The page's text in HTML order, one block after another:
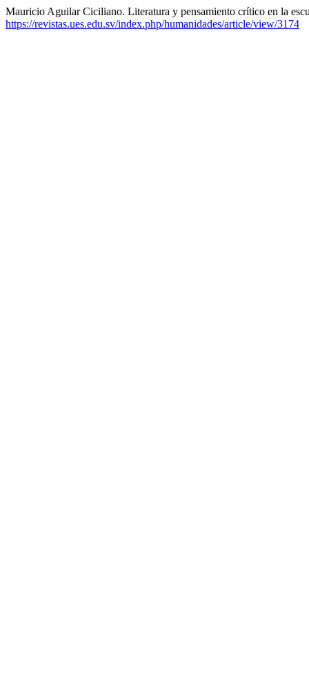
Mauricio Aguilar Ciciliano. Literatura y pensamiento crítico en la
https://revistas.ues.edu.sv/index.php/humanidades/article/view/3174